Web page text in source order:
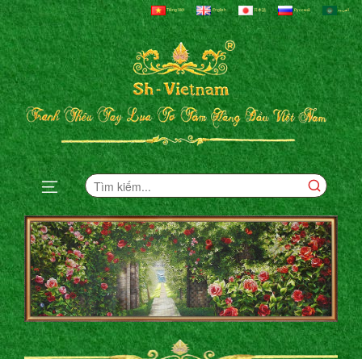
Tiếng Việt English 日本語 Русский العربية